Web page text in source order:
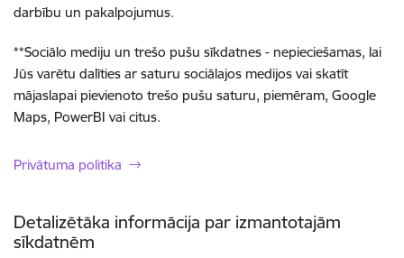
darbību un pakalpojumus.
**Sociālo mediju un trešo pušu sīkdatnes - nepieciešamas, lai
Jūs varētu dalīties ar saturu sociālajos medijos vai skatīt
mājaslapai pievienoto trešo pušu saturu, piemēram, Google
Maps, PowerBI vai citus.
Privātuma politika
Detalizētāka informācija par izmantotajām
sīkdatnēm